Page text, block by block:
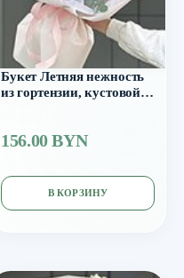
Букет Летняя нежность
из гортензии, кустовой
156.00 BYN
В КОРЗИНУ